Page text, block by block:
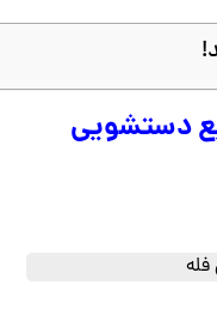
دستشویی